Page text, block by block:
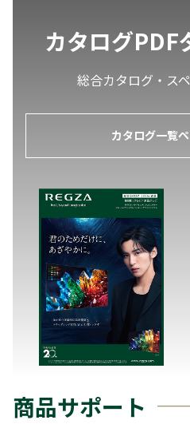
カタログPDF
総合カタログ・ス
カタログ一覧
商品サポート